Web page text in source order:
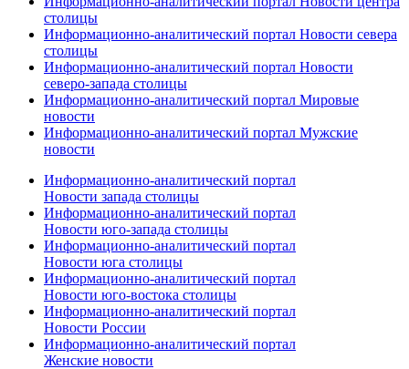
столицы
Информационно-аналитический портал Новости севера
столицы
Информационно-аналитический портал Новости
северо-запада столицы
Информационно-аналитический портал Мировые
новости
Информационно-аналитический портал Мужские
новости
Информационно-аналитический портал
Новости запада столицы
Информационно-аналитический портал
Новости юго-запада столицы
Информационно-аналитический портал
Новости юга столицы
Информационно-аналитический портал
Новости юго-востока столицы
Информационно-аналитический портал
Новости России
Информационно-аналитический портал
Женские новости